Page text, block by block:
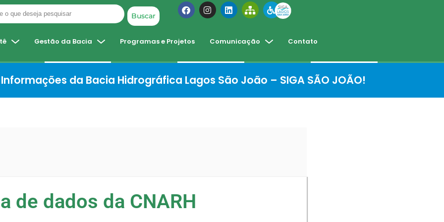
Buscar
Gestão da Bacia Programas e Projetos Comunicação Contato
da Bacia Hidrográfica Lagos São João – SIGA SÃO JOÃO!
de dados da CNARH